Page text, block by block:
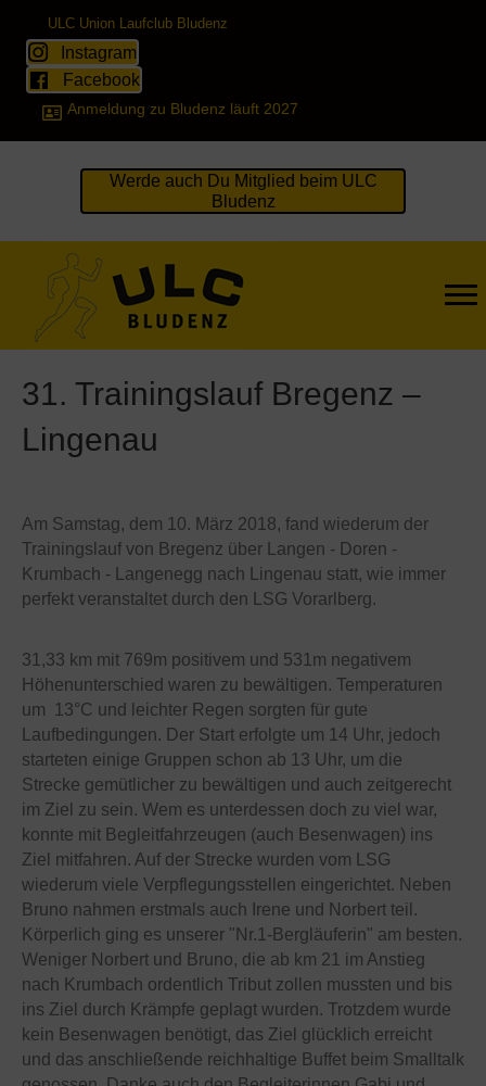
ULC Union Laufclub Bludenz
Instagram
Facebook
Anmeldung zu Bludenz läuft 2027
Werde auch Du Mitglied beim ULC
Bludenz
31. Trainingslauf Bregenz –
Lingenau
Am Samstag, dem 10. März 2018, fand wiederum der
Trainingslauf von Bregenz über Langen - Doren -
Krumbach - Langenegg nach Lingenau statt, wie immer
perfekt veranstaltet durch den LSG Vorarlberg.
31,33 km mit 769m positivem und 531m negativem
Höhenunterschied waren zu bewältigen. Temperaturen
um
13°C und leichter Regen sorgten für gute
Laufbedingungen. Der Start erfolgte um 14 Uhr, jedoch
starteten einige Gruppen schon ab 13 Uhr, um die
Strecke gemütlicher zu bewältigen und auch zeitgerecht
im Ziel zu sein. Wem es unterdessen doch zu viel war,
konnte mit Begleitfahrzeugen (auch Besenwagen) ins
Ziel mitfahren. Auf der Strecke wurden vom LSG
wiederum viele Verpflegungsstellen eingerichtet. Neben
Bruno nahmen erstmals auch Irene und Norbert teil.
Körperlich ging es unserer "Nr.1-Bergläuferin" am besten.
Weniger Norbert und Bruno, die ab km 21 im Anstieg
nach Krumbach ordentlich Tribut zollen mussten und bis
ins Ziel durch Krämpfe geplagt wurden. Trotzdem wurde
kein Besenwagen benötigt, das Ziel glücklich erreicht
und das anschließende reichhaltige Buffet beim Smalltalk